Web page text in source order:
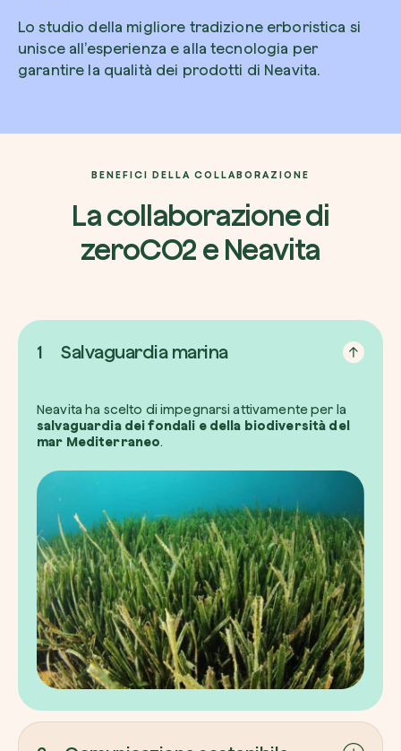
Lo studio della migliore tradizione erboristica si
unisce all’esperienza e alla tecnologia per
garantire la qualità dei prodotti di Neavita.
BENEFICI DELLA COLLABORAZIONE
La collaborazione di
zeroCO2 e Neavita
1 Salvaguardia marina
Neavita ha scelto di impegnarsi attivamente per la
salvaguardia dei fondali e della biodiversità del
mar Mediterraneo.